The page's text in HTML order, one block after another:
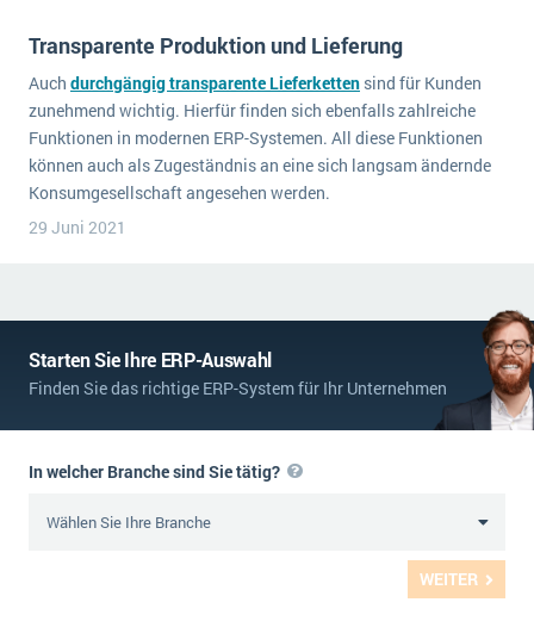
Transparente Produktion und Lieferung
Auch durchgängig transparente Lieferketten sind für Kunden
zunehmend wichtig. Hierfür finden sich ebenfalls zahlreiche
Funktionen in modernen ERP-Systemen. All diese Funktionen
können auch als Zugeständnis an eine sich langsam ändernde
Konsumgesellschaft angesehen werden.
29 Juni 2021
Starten Sie Ihre ERP-Auswahl
Finden Sie das richtige ERP-System für Ihr Unternehmen
WEITER
In welcher Branche sind Sie tätig?